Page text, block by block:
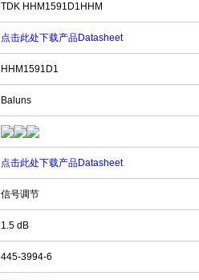
TDK HHM1591D1HHM
点击此处下载产品Datasheet
HHM1591D1
Baluns
点击此处下载产品Datasheet
信号调节
1.5 dB
445-3994-6